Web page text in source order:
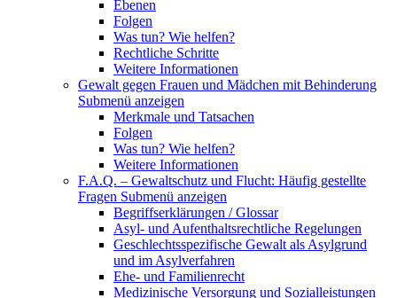
Ebenen
Folgen
Was tun? Wie helfen?
Rechtliche Schritte
Weitere Informationen
Gewalt gegen Frauen und Mädchen mit Behinderung
Submenü anzeigen
Merkmale und Tatsachen
Folgen
Was tun? Wie helfen?
Weitere Informationen
F.A.Q. – Gewaltschutz und Flucht: Häufig gestellte
Fragen Submenü anzeigen
Begriffserklärungen / Glossar
Asyl- und Aufenthaltsrechtliche Regelungen
Geschlechtsspezifische Gewalt als Asylgrund
und im Asylverfahren
Ehe- und Familienrecht
Medizinische Versorgung und Sozialleistungen